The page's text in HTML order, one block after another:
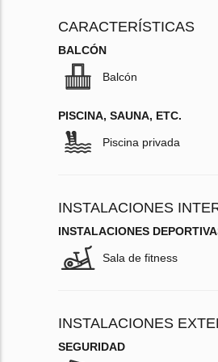
CARACTERÍSTICAS
BALCÓN
Balcón
PISCINA, SAUNA, ETC.
Piscina privada
INSTALACIONES
INSTALACIONES
Sala de fitness
INSTALACIONES
SEGURIDAD